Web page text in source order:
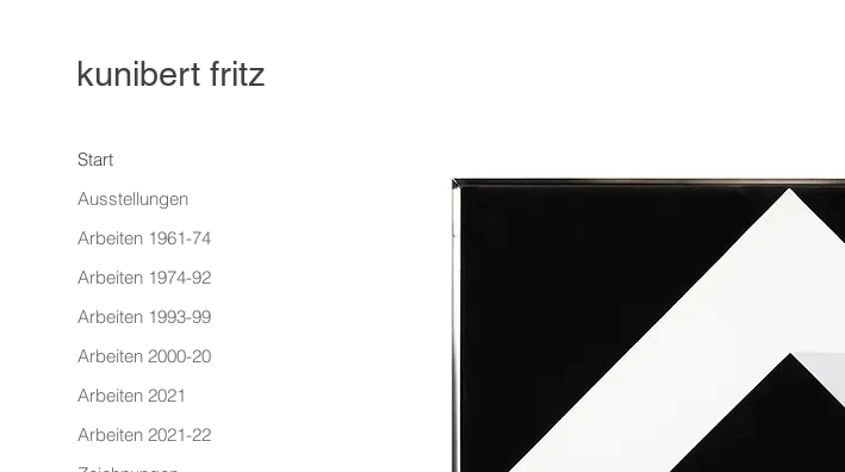
Start
Ausstellungen
Arbeiten 1961-74
Arbeiten 1974-92
Arbeiten 1993-99
Arbeiten 2000-20
Arbeiten 2021
Arbeiten 2021-22
kunibert fritz